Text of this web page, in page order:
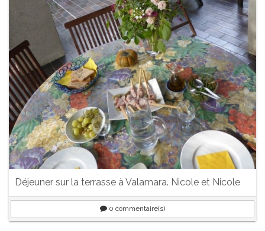
Déjeuner sur la terrasse à Valamara. Nicole et Nicole
0 commentaire(s)